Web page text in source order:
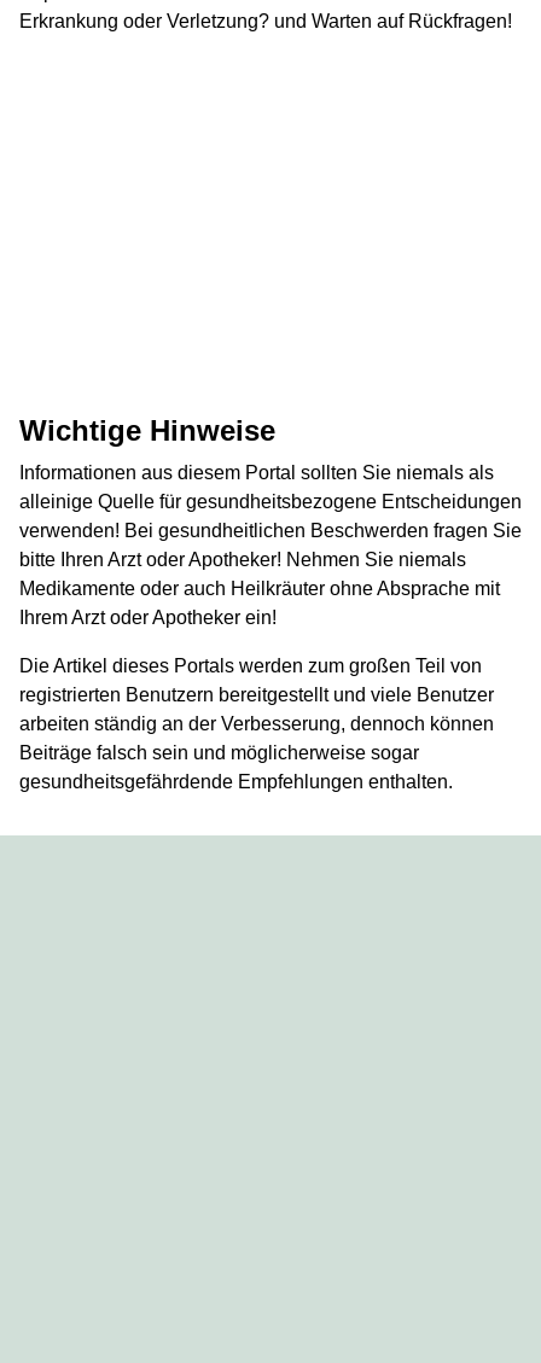
Erkrankung oder Verletzung? und Warten auf Rückfragen!
Wichtige Hinweise
Informationen aus diesem Portal sollten Sie niemals als
alleinige Quelle für gesundheitsbezogene Entscheidungen
verwenden! Bei gesundheitlichen Beschwerden fragen Sie
bitte Ihren Arzt oder Apotheker! Nehmen Sie niemals
Medikamente oder auch Heilkräuter ohne Absprache mit
Ihrem Arzt oder Apotheker ein!
Die Artikel dieses Portals werden zum großen Teil von
registrierten Benutzern bereitgestellt und viele Benutzer
arbeiten ständig an der Verbesserung, dennoch können
Beiträge falsch sein und möglicherweise sogar
gesundheitsgefährdende Empfehlungen enthalten.